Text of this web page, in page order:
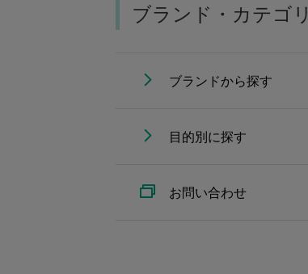
ブランド・カテゴ
ブランドから探す
目的別に探す
お問い合わせ